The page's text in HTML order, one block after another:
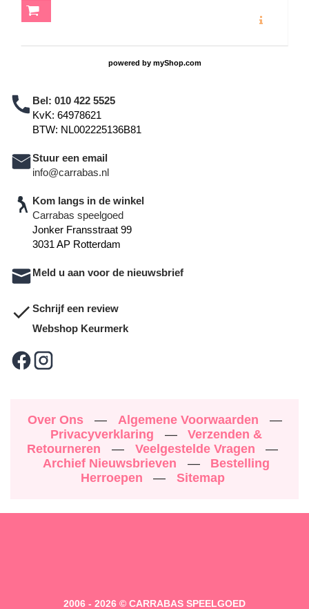
powered by myShop.com
Bel: 010 422 5525
KvK: 64978621
BTW: NL002225136B81
Stuur een email
info@carrabas.nl
Kom langs in de winkel
Carrabas speelgoed
Jonker Fransstraat 99
3031 AP Rotterdam
Meld u aan voor de nieuwsbrief
Schrijf een review
Webshop Keurmerk
Over Ons — Algemene Voorwaarden
—
Privacyverklaring
—
Verzenden &
Retourneren
— Veelgestelde Vragen
—
Archief Nieuwsbrieven
—
Bestelling
Herroepen
— Sitemap
2006 - 2026 © CARRABAS SPEELGOED